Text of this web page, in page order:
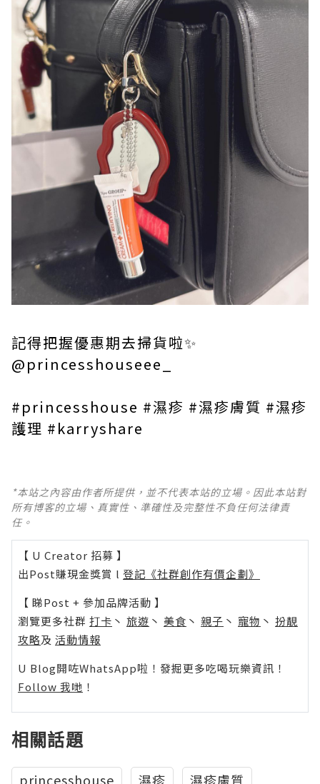
記得把握優惠期去掃貨啦✨
@princesshouseee_
#princesshouse #濕疹 #濕疹膚質 #濕疹
護理 #karryshare
*本站之內容由作者所提供，並不代表本站的立場。因此本站對
所有博客的立場、真實性、準確性及完整性不負任何法律責
任。
【 U Creator 招募 】
出Post賺現金獎賞 l 登記《社群創作有價企劃》
【 睇Post + 參加品牌活動 】
瀏覽更多社群 打卡 丶 旅遊 丶 美食 丶 親子 丶 寵物 丶 扮靚
攻略及 活動情報
U Blog開咗WhatsApp啦！發掘更多吃喝玩樂資訊！
Follow 我哋 ！
相關話題
princesshouse 濕疹
濕疹膚質